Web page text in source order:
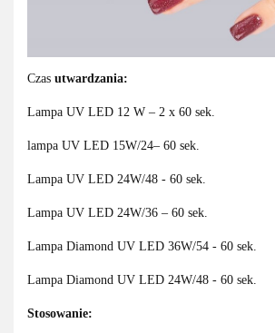
Czas utwardzania:
Lampa UV LED 12 W – 2 x 60 sek.
lampa UV LED 15W/24– 60 sek.
Lampa UV LED 24W/48 - 60 sek.
Lampa UV LED 24W/36 – 60 sek.
Lampa Diamond UV LED 36W/54 - 60 sek.
Lampa Diamond UV LED 24W/48 - 60 sek.
Stosowanie: